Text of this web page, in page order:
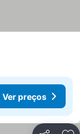
Ver preços